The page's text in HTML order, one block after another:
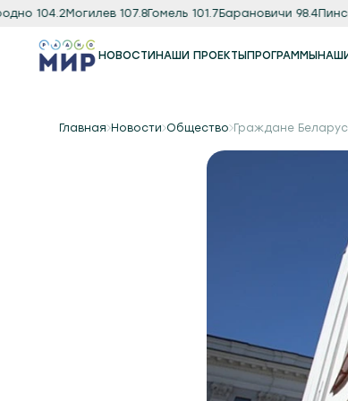
104.2Могилев 107.8Гомель 101.7Барановичи 98.4Пинск
НОВОСТИ НАШИ ПРОЕКТЫ ПРОГРАММЫ
Главная Новости Общество Граждане